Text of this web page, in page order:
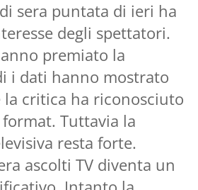
sera puntata di ieri ha
degli spettatori.
premiato la
i dati hanno mostrato
critica ha riconosciuto
Tuttavia la
resta forte.
ascolti TV diventa un